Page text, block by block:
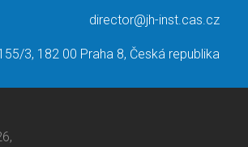
director@jh-inst.cas.cz
3, 182 00 Praha 8, Česká republika